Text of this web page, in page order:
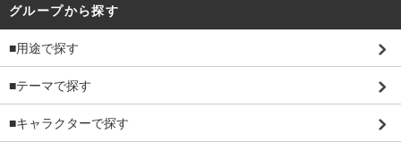
グループから探す
■用途で探す
■テーマで探す
■キャラクターで探す